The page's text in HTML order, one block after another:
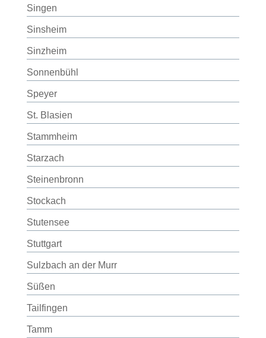
Singen
Sinsheim
Sinzheim
Sonnenbühl
Speyer
St. Blasien
Stammheim
Starzach
Steinenbronn
Stockach
Stutensee
Stuttgart
Sulzbach an der Murr
Süßen
Tailfingen
Tamm